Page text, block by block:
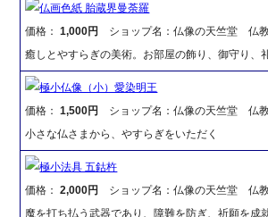
仏画色紙 胎蔵界曼荼羅
価格：1,000円
ショップ名：仏像の天竺堂 仏
癒しとやすらぎの美術。お部屋の飾り、御守り、
極小仏像（小）愛染明王
価格：1,500円
ショップ名：仏像の天竺堂 仏
小さな仏さまから、やすらぎをいただく
極小法具 五鈷杵
価格：2,000円
ショップ名：仏像の天竺堂 仏
魔を打ち払う武器であり、障難を防ぎ、祈願を成